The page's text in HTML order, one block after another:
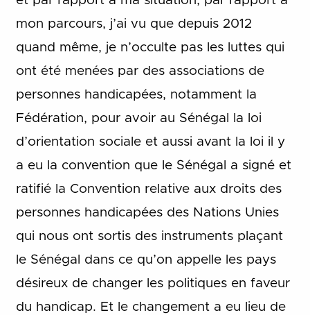
mon parcours, j’ai vu que depuis 2012
quand même, je n’occulte pas les luttes qui
ont été menées par des associations de
personnes handicapées, notamment la
Fédération, pour avoir au Sénégal la loi
d’orientation sociale et aussi avant la loi il y
a eu la convention que le Sénégal a signé et
ratifié la Convention relative aux droits des
personnes handicapées des Nations Unies
qui nous ont sortis des instruments plaçant
le Sénégal dans ce qu’on appelle les pays
désireux de changer les politiques en faveur
du handicap. Et le changement a eu lieu de